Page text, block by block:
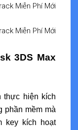
3DS Max
thực hiện kích
phần mềm mà
key kích hoạt